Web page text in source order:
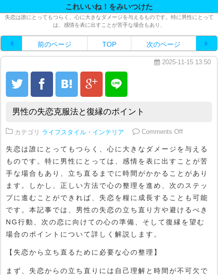
これいいね！をみいつけた
失恋は誰にとってもつらく、心に大きなダメージを与えるものです。特に男性にとって
は、感情を表に出すことが苦手な場合もあり、
前のページ TOP 次のページ
2025-11-15 13:50
男性の失恋克服法と復縁のポイント
カテゴリ ライフスタイル・インテリア Comments Offon 男性の
失恋は誰にとってもつらく、心に大きなダメージを与える
ものです。特に男性にとっては、感情を表に出すことが苦
手な場合もあり、立ち直るまでに時間がかかることがあり
ます。しかし、正しい方法で心の整理を進め、次のステッ
プに進むことができれば、失恋を糧に成長することも可能
です。本記事では、男性の失恋の立ち直り方や避けるべき
NG行動、次の恋に向けての心の準備、そして復縁を望む
場合のポイントについて詳しく解説します。
【失恋から立ち直るために必要な心の整理】
まず、失恋からの立ち直りには自己理解と時間が不可欠で